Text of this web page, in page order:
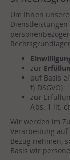
Um Ihnen
zur
auf Basis
f) DSGVO)
zur
Abs. 1 lit. c)
Wir werden im
Verarbeitung
Bezug nehmen,
Basis wir